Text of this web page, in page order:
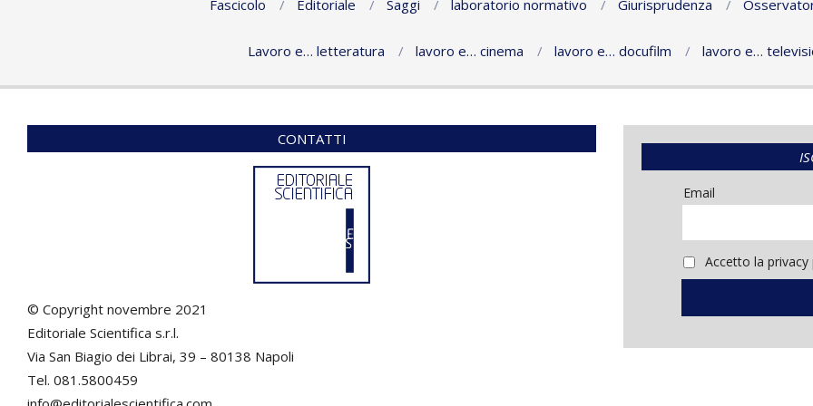
Fascicolo Editoriale Saggi laboratorio normativo Giurisprudenza
Lavoro e… letteratura lavoro e… cinema lavoro e… docufilm lavoro e…
CONTATTI
© Copyright novembre 2021
Editoriale Scientifica s.r.l.
Via San Biagio dei Librai, 39 – 80138 Napoli
Tel. 081.5800459
Email
Accetto la privacy